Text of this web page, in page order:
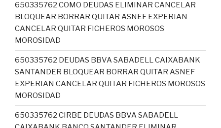
650335762 COMO DEUDAS ELIMINAR CANCELAR
BLOQUEAR BORRAR QUITAR ASNEF EXPERIAN
CANCELAR QUITAR FICHEROS MOROSOS
MOROSIDAD
650335762 DEUDAS BBVA SABADELL CAIXABANK
SANTANDER BLOQUEAR BORRAR QUITAR ASNEF
EXPERIAN CANCELAR QUITAR FICHEROS MOROSOS
MOROSIDAD
650335762 CIRBE DEUDAS BBVA SABADELL